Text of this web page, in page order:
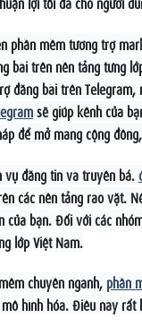
phần mềm tương trợ
bài trên nền tảng từng
đăng bài trên
sẽ giúp kênh của
để mở mang cộng
vụ đăng tin và truyền bá.
các nền tảng rao vặt.
của bạn. Đối với các
lớp Việt Nam.
chuyên ngành, phần
hình hóa. Điều này